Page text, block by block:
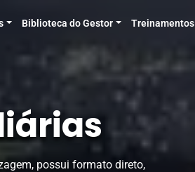
Biblioteca do Gestor Treinamentos
possui formato direto,